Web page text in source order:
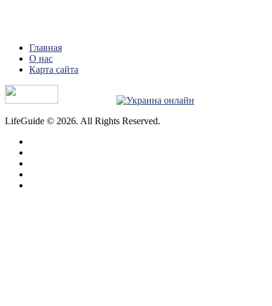
Главная
О нас
Карта сайта
LifeGuide © 2026. All Rights Reserved.